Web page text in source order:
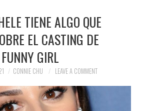
TIENE ALGO QUE
EL CASTING DE
FUNNY GIRL
CONNIE CHU LEAVE A COMMENT